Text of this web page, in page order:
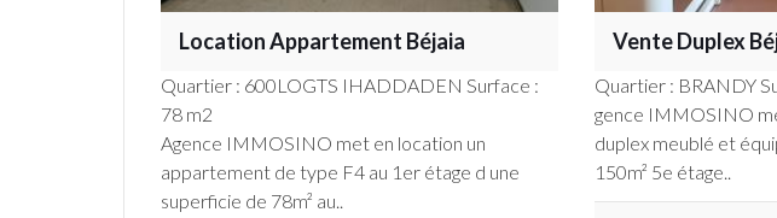
Location Appartement Béjaia
Quartier : 600LOGTS IHADDADEN Surface :
78 m2
Agence IMMOSINO met en location un
appartement de type F4 au 1er étage d une
superficie de 78m² au..
Vente Duplex
Quartier : BRANDY
gence IMMOSINO
duplex meublé et
150m² 5e étage..